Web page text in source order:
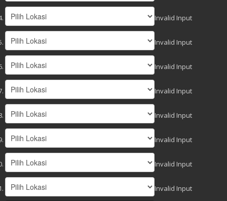
Invalid Input
Invalid Input
Invalid Input
Invalid Input
Invalid Input
Invalid Input
Invalid Input
Invalid Input